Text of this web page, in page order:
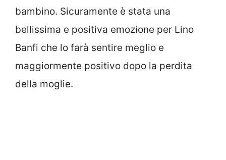
bambino. Sicuramente è stata una
bellissima e positiva emozione per Lino
Banfi che lo farà sentire meglio e
maggiormente positivo dopo la perdita
della moglie.